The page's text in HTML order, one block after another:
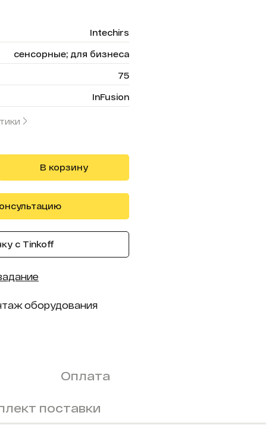
Intechirs
сенсорные; для бизнеса
75
InFusion
В корзину
с Tinkoff
оборудования
Оплата
поставки